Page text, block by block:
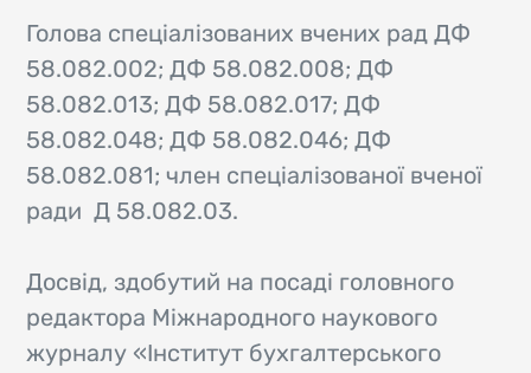
Голова спеціалізованих вчених рад ДФ
58.082.002; ДФ 58.082.008; ДФ
58.082.013; ДФ 58.082.017; ДФ
58.082.048; ДФ 58.082.046; ДФ
58.082.081; член спеціалізованої вченої
ради Д 58.082.03.
Досвід, здобутий на посаді головного
редактора Міжнародного наукового
журналу «Інститут бухгалтерського